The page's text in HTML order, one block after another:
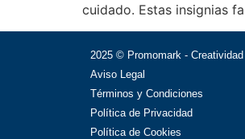
cuidado. Estas insignias
2025 © Promomark - Creatividad
Aviso Legal
Términos y Condiciones
Política de Privacidad
Política de Cookies